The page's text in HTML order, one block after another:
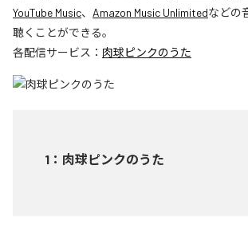
YouTube Music、 Amazon Music Unlimitedなどの
聴くことができる。
各配信サービス： 肉球ピンクのうた
1 ： 肉球ピンクのうた